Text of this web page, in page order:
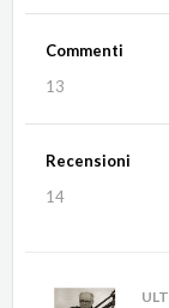
Commenti
13
Recensioni
14